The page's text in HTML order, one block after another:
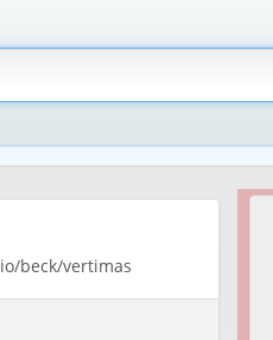
beck/vertimas